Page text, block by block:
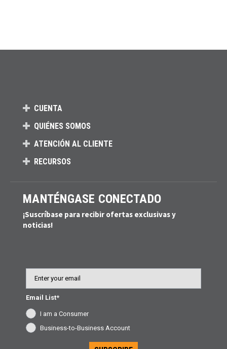
CUENTA
QUIÉNES SOMOS
ATENCIÓN AL CLIENTE
RECURSOS
MANTÉNGASE CONECTADO
¡Suscríbase para recibir ofertas exclusivas y
noticias!
Email List*
I am a Consumer
Business-to-Business Account